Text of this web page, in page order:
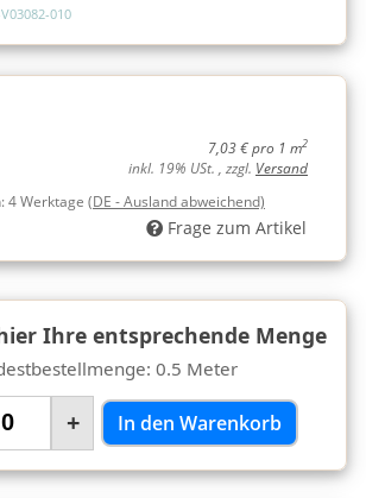
010
7,03 € pro 1 m2
inkl. 19% USt. , zzgl. Versand
4 Werktage (DE - Ausland abweichend)
Frage zum Artikel
Ihre entsprechende Menge
0.5 Meter
+ In den Warenkorb